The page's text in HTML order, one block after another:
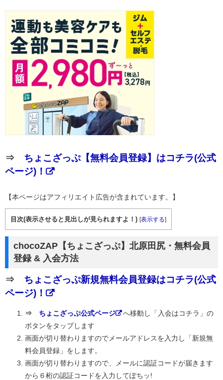
⇒ ちょこざっぷ【無料会員登録】はコチラ(公式
ページ)！
【本ページはアフィリエイト広告が含まれています。】
目次(表示させると見出しが見られますよ！) [表示する]
chocoZAP【ちょこざっぷ】北原田尻・無料会員
登録 & 入会方法
⇒ ちょこざっぷ新規無料会員登録はコチラ(公式
ページ)！
⇒ ちょこざっぷ公式ページ
へ移動し「入会はコチラ」の
ボタンをタップします
画面が切り替わりますのでメールアドレスを入力し「新規無
料会員登録」をします。
画面が切り替わりますので、メールに認証コードが届きます
から６桁の認証コードを入力してぽちッ!